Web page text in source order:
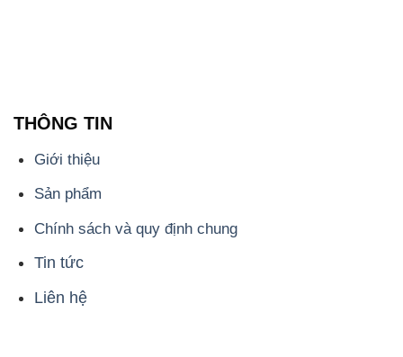
THÔNG TIN
Giới thiệu
Sản phẩm
Chính sách và quy định chung
Tin tức
Liên hệ